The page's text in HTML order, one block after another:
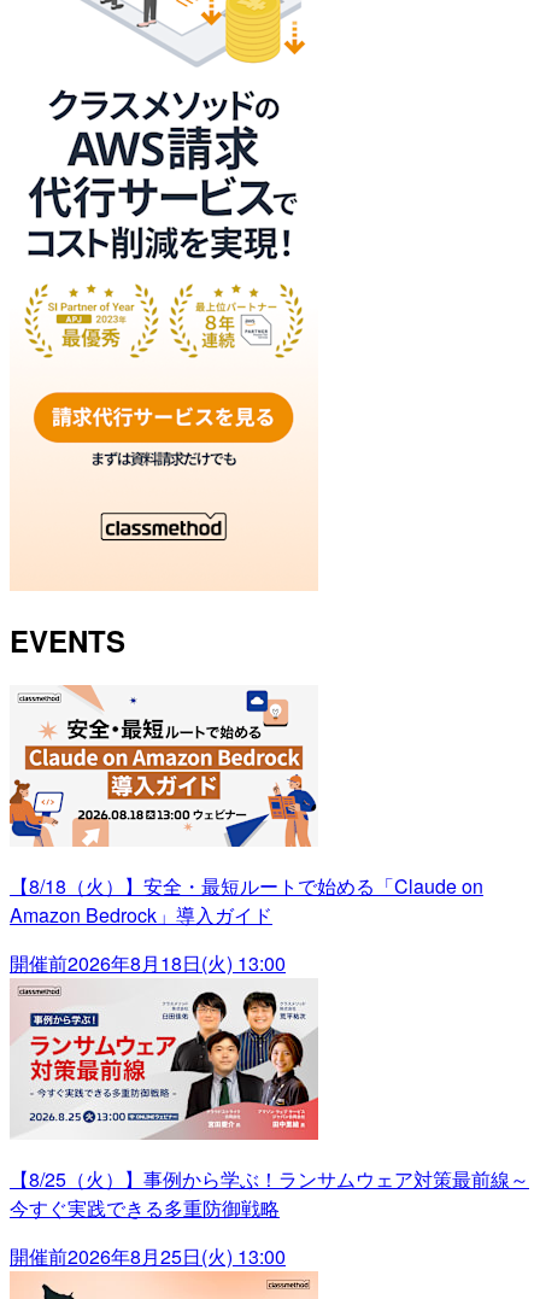
EVENTS
【8/18（火）】安全・最短ルートで始める「Claude on
Amazon Bedrock」導入ガイド
開催前2026年8月18日(火) 13:00
【8/25（火）】事例から学ぶ！ランサムウェア対策最前線～
今すぐ実践できる多重防御戦略
開催前2026年8月25日(火) 13:00